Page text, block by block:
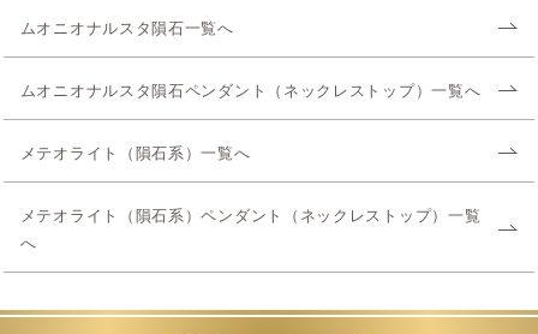
ムオニオナルスタ隕石一覧へ
ムオニオナルスタ隕石ペンダント（ネックレストップ）一覧へ
メテオライト（隕石系）一覧へ
メテオライト（隕石系）ペンダント（ネックレストップ）一覧
へ